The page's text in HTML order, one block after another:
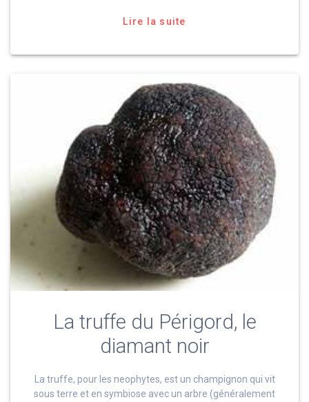
Lire la suite
La truffe du Périgord, le
diamant noir
La truffe, pour les neophytes, est un champignon qui vit
sous terre et en symbiose avec un arbre (généralement